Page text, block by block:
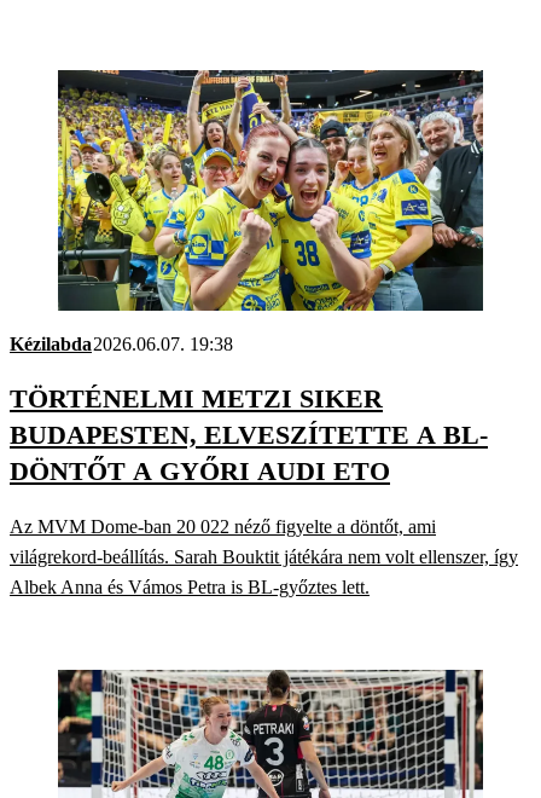
Kézilabda2026.06.07. 19:38
TÖRTÉNELMI METZI SIKER
BUDAPESTEN, ELVESZÍTETTE A BL-
DÖNTŐT A GYŐRI AUDI ETO
Az MVM Dome-ban 20 022 néző figyelte a döntőt, ami
világrekord-beállítás. Sarah Bouktit játékára nem volt ellenszer, így
Albek Anna és Vámos Petra is BL-győztes lett.